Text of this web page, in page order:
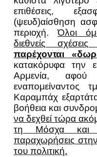
επιθέσεις,
(ψευδ)αίσθηση
περιοχή.Όλοι
διεθνείς
παρέχονται
κατακόρυφα την
Αρμενία,
εναπομείναντος
Καραμπάχ
βοήθεια και
να δεχθεί τώρα
τη Μόσχα και
παραχωρήσεις
του πολιτική.